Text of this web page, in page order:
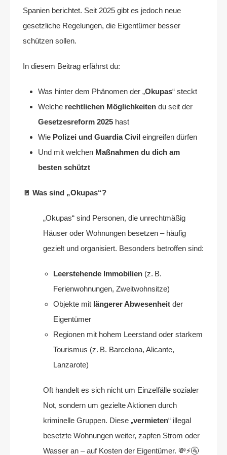
Spanien berichtet. Seit 2025 gibt es jedoch neue
gesetzliche Regelungen, die Eigentümer besser
schützen sollen.
In diesem Beitrag erfährst du:
Was hinter dem Phänomen der „Okupas“ steckt
Welche rechtlichen Möglichkeiten du seit der
Gesetzesreform 2025 hast
Wie Polizei und Guardia Civil eingreifen dürfen
Und mit welchen Maßnahmen du dich am
besten schützt
🚪 Was sind „Okupas“?
„Okupas“ sind Personen, die unrechtmäßig
Häuser oder Wohnungen besetzen – häufig
gezielt und organisiert. Besonders betroffen sind:
Leerstehende Immobilien (z. B.
Ferienwohnungen, Zweitwohnsitze)
Objekte mit längerer Abwesenheit der
Eigentümer
Regionen mit hohem Leerstand oder starkem
Tourismus (z. B. Barcelona, Alicante,
Lanzarote)
Oft handelt es sich nicht um Einzelfälle sozialer
Not, sondern um gezielte Aktionen durch
kriminelle Gruppen. Diese „vermieten“ illegal
besetzte Wohnungen weiter, zapfen Strom oder
Wasser an – auf Kosten der Eigentümer. 💸⚡🚰